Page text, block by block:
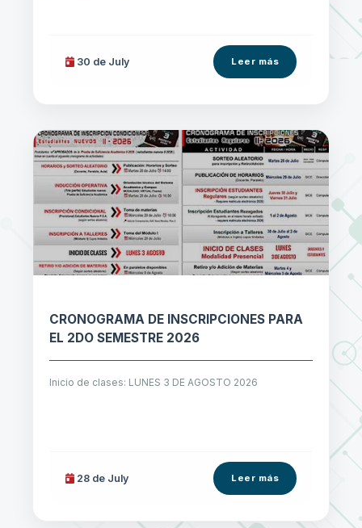
30 de July Leer más
CRONOGRAMA DE INSCRIPCIONES PARA
EL 2DO SEMESTRE 2026
Inicio de clases: LUNES 3 DE AGOSTO 2026
28 de July Leer más